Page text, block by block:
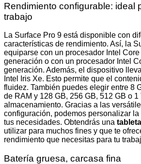
Rendimiento configurable: ideal
trabajo
La Surface Pro 9 está disponible con
características de rendimiento. Así, la
equiparse con un procesador Intel
generación o con un procesador Intel
generación. Además, el dispositivo
Intel Iris Xe. Esto permite que el
fluidez. También puedes elegir entre 8
de RAM y 128 GB, 256 GB, 512 GB o
almacenamiento. Gracias a las
configuración, podemos personalizar
tus necesidades. Obtendrás una
utilizar para muchos fines y que te
rendimiento que necesitas para tu
Batería gruesa, carcasa fina